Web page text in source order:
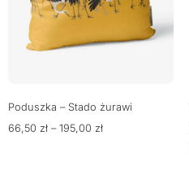
Poduszka – Stado żurawi
66,50 zł – 195,00 zł